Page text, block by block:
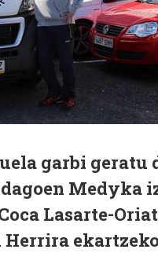
garbi geratu
Medyka
Lasarte-